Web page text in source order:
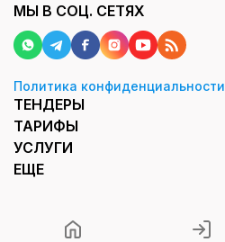
МЫ В СОЦ. СЕТЯХ
Политика конфиденциальности
ТЕНДЕРЫ
ТАРИФЫ
УСЛУГИ
ЕЩЕ